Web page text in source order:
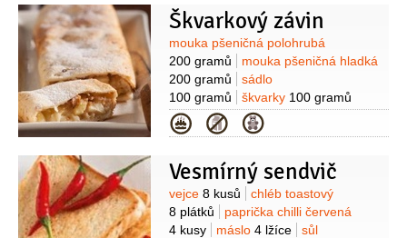
1 špetka (mletý, nebo
nastrouhaný)
petržel hladkolistá
2 lžíce
Škvarkový závin
Suroviny
mouka pšeničná polohrubá
200 gramů
mouka pšeničná hladká
200 gramů
sádlo
100 gramů
škvarky 100 gramů
(mleté)
vejce1 kus
2 lžíce
sůl
mouka pšeničná hladká
1 kilogram
škvarky100 gramů
rozdrcené)
chléb toastový
3 plátky
5 lžic
šťáva citronová
1 lžíce
Kategorie
Vesmírný sendvič
Suroviny
vejce 8 kusů
chléb toastový
8 plátků
paprička chilli červená
4 kusy
máslo 4 lžíce sůl